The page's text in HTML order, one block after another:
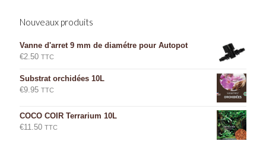
Nouveaux produits
Vanne d'arret 9 mm de diamétre pour Autopot
€2.50 TTC
Substrat orchidées 10L
€9.95 TTC
COCO COIR Terrarium 10L
€11.50 TTC